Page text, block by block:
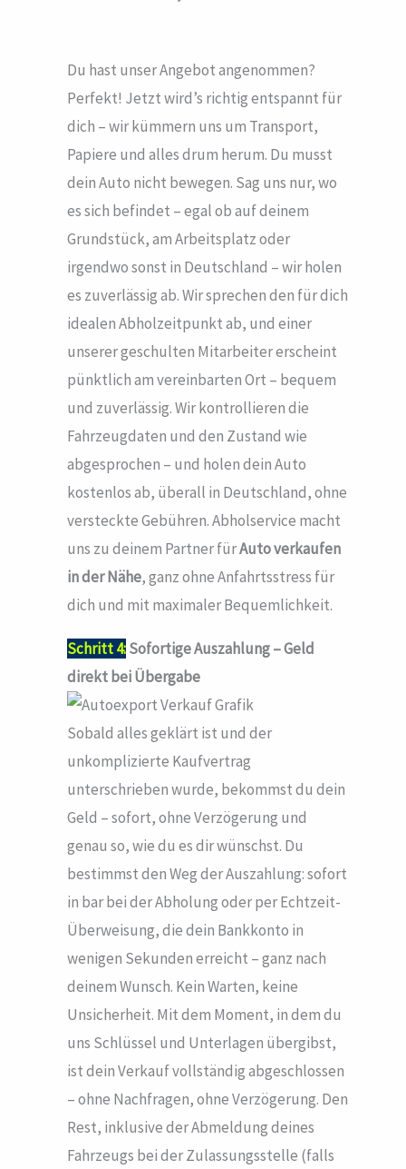
Du hast unser Angebot angenommen?
Perfekt! Jetzt wird’s richtig entspannt für
dich – wir kümmern uns um Transport,
Papiere und alles drum herum. Du musst
dein Auto nicht bewegen. Sag uns nur, wo
es sich befindet – egal ob auf deinem
Grundstück, am Arbeitsplatz oder
irgendwo sonst in Deutschland – wir holen
es zuverlässig ab. Wir sprechen den für dich
idealen Abholzeitpunkt ab, und einer
unserer geschulten Mitarbeiter erscheint
pünktlich am vereinbarten Ort – bequem
und zuverlässig. Wir kontrollieren die
Fahrzeugdaten und den Zustand wie
abgesprochen – und holen dein Auto
kostenlos ab, überall in Deutschland, ohne
versteckte Gebühren. Abholservice macht
uns zu deinem Partner fürAuto verkaufen
in der Nähe, ganz ohne Anfahrtsstress für
dich und mit maximaler Bequemlichkeit.
Schritt 4:Sofortige Auszahlung – Geld
direkt bei Übergabe
Sobald alles geklärt ist und der
unkomplizierte Kaufvertrag
unterschrieben wurde, bekommst du dein
Geld – sofort, ohne Verzögerung und
genau so, wie du es dir wünschst. Du
bestimmst den Weg der Auszahlung: sofort
in bar bei der Abholung oder per Echtzeit-
Überweisung, die dein Bankkonto in
wenigen Sekunden erreicht – ganz nach
deinem Wunsch. Kein Warten, keine
Unsicherheit. Mit dem Moment, in dem du
uns Schlüssel und Unterlagen übergibst,
ist dein Verkauf vollständig abgeschlossen
– ohne Nachfragen, ohne Verzögerung. Den
Rest, inklusive der Abmeldung deines
Fahrzeugs bei der Zulassungsstelle (falls